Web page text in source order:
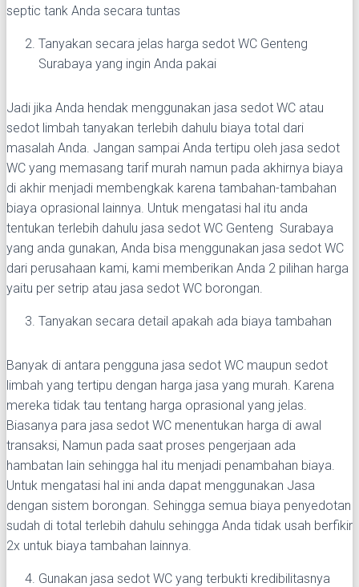
septic tank Anda secara tuntas
Tanyakan secara jelas harga sedot WC Genteng
Surabaya yang ingin Anda pakai
Jadi jika Anda hendak menggunakan jasa sedot WC atau
sedot limbah tanyakan terlebih dahulu biaya total dari
masalah Anda. Jangan sampai Anda tertipu oleh jasa sedot
WC yang memasang tarif murah namun pada akhirnya biaya
di akhir menjadi membengkak karena tambahan-tambahan
biaya oprasional lainnya. Untuk mengatasi hal itu anda
tentukan terlebih dahulu jasa sedot WC Genteng Surabaya
yang anda gunakan, Anda bisa menggunakan jasa sedot WC
dari perusahaan kami, kami memberikan Anda 2 pilihan harga
yaitu per setrip atau jasa sedot WC borongan.
Tanyakan secara detail apakah ada biaya tambahan
Banyak di antara pengguna jasa sedot WC maupun sedot
limbah yang tertipu dengan harga jasa yang murah. Karena
mereka tidak tau tentang harga oprasional yang jelas.
Biasanya para jasa sedot WC menentukan harga di awal
transaksi, Namun pada saat proses pengerjaan ada
hambatan lain sehingga hal itu menjadi penambahan biaya.
Untuk mengatasi hal ini anda dapat menggunakan Jasa
dengan sistem borongan. Sehingga semua biaya penyedotan
sudah di total terlebih dahulu sehingga Anda tidak usah berfikir
2x untuk biaya tambahan lainnya.
Gunakan jasa sedot WC yang terbukti kredibilitasnya